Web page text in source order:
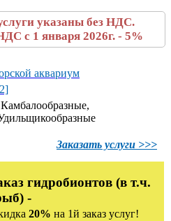
указаны без НДС.
с 1 января 2026г. - 5%
аквариум
Заказать услуги >>>
гидробионтов (в т.ч.
-
20% на 1й заказ услуг!